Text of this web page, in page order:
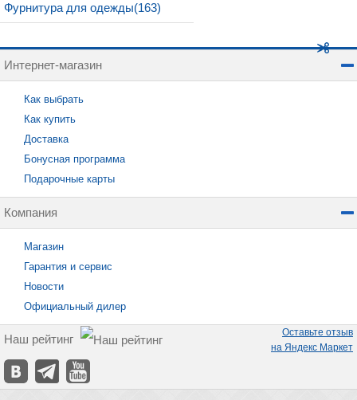
Фурнитура для одежды(163)
Интернет-магазин
Как выбрать
Как купить
Доставка
Бонусная программа
Подарочные карты
Компания
Магазин
Гарантия и сервис
Новости
Официальный дилер
Наш рейтинг
Оставьте отзыв
на Яндекс Маркет